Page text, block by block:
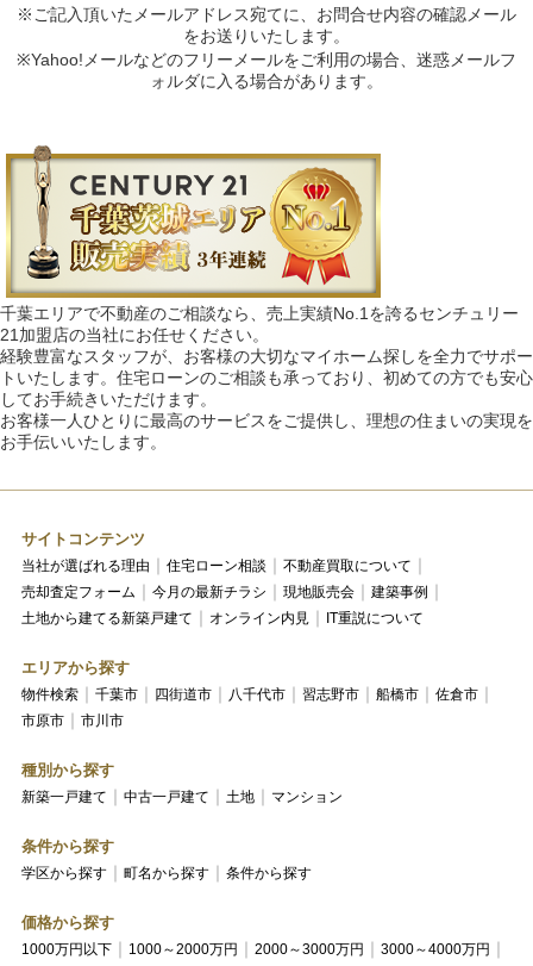
※ご記入頂いたメールアドレス宛てに、お問合せ内容の確認メール
をお送りいたします。
※Yahoo!メールなどのフリーメールをご利用の場合、迷惑メールフ
ォルダに入る場合があります。
千葉エリアで不動産のご相談なら、売上実績No.1を誇るセンチュリー
21加盟店の当社にお任せください。
経験豊富なスタッフが、お客様の大切なマイホーム探しを全力でサポー
トいたします。住宅ローンのご相談も承っており、初めての方でも安心
してお手続きいただけます。
お客様一人ひとりに最高のサービスをご提供し、理想の住まいの実現を
お手伝いいたします。
サイトコンテンツ
当社が選ばれる理由 住宅ローン相談
不動産買取について
売却査定フォーム
今月の最新チラシ 現地販売会
建築事例
土地から建てる新築戸建て
オンライン内見 IT重説について
エリアから探す
物件検索 千葉市 四街道市 八千代市 習志野市 船橋市
佐倉市
市原市
市川市
種別から探す
新築一戸建て 中古一戸建て 土地 マンション
条件から探す
学区から探す 町名から探す 条件から探す
価格から探す
1000万円以下 1000～2000万円 2000～3000万円
3000～4000万円